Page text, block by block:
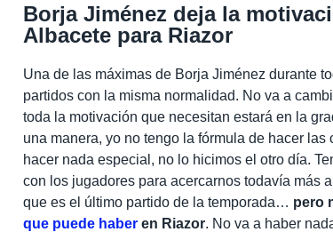
Borja Jiménez deja la
Albacete para Riazor
Una de las máximas de Borja Jiménez durante
partidos con la misma normalidad. No va a
toda la motivación que necesitan estará en la
una manera, yo no tengo la fórmula de hacer
hacer nada especial, no lo hicimos el otro día.
con los jugadores para acercarnos todavía más
que es el último partido de la temporada… pero
que puede haber en Riazor. No va a haber